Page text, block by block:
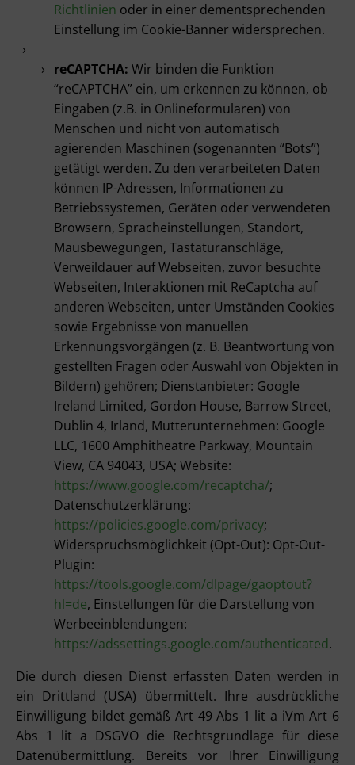
Richtlinien oder in einer dementsprechenden
Einstellung im Cookie-Banner widersprechen.
reCAPTCHA: Wir binden die Funktion
“reCAPTCHA” ein, um erkennen zu können, ob
Eingaben (z.B. in Onlineformularen) von
Menschen und nicht von automatisch
agierenden Maschinen (sogenannten “Bots”)
getätigt werden. Zu den verarbeiteten Daten
können IP-Adressen, Informationen zu
Betriebssystemen, Geräten oder verwendeten
Browsern, Spracheinstellungen, Standort,
Mausbewegungen, Tastaturanschläge,
Verweildauer auf Webseiten, zuvor besuchte
Webseiten, Interaktionen mit ReCaptcha auf
anderen Webseiten, unter Umständen Cookies
sowie Ergebnisse von manuellen
Erkennungsvorgängen (z. B. Beantwortung von
gestellten Fragen oder Auswahl von Objekten in
Bildern) gehören; Dienstanbieter: Google
Ireland Limited, Gordon House, Barrow Street,
Dublin 4, Irland, Mutterunternehmen: Google
LLC, 1600 Amphitheatre Parkway, Mountain
View, CA 94043, USA; Website:
https://www.google.com/recaptcha/;
Datenschutzerklärung:
https://policies.google.com/privacy;
Widerspruchsmöglichkeit (Opt-Out): Opt-Out-
Plugin:
https://tools.google.com/dlpage/gaoptout?
hl=de, Einstellungen für die Darstellung von
Werbeeinblendungen:
https://adssettings.google.com/authenticated.
Die durch diesen Dienst erfassten Daten werden in
ein Drittland (USA) übermittelt. Ihre ausdrückliche
Einwilligung bildet gemäß Art 49 Abs 1 lit a iVm Art 6
Abs 1 lit a DSGVO die Rechtsgrundlage für diese
Datenübermittlung. Bereits vor Ihrer Einwilligung